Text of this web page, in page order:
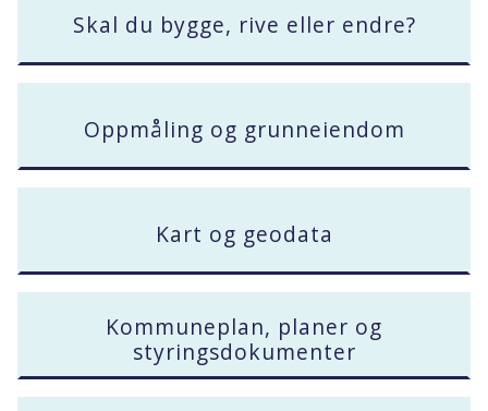
Skal du bygge, rive eller endre?
Oppmåling og grunneiendom
Kart og geodata
Kommuneplan, planer og
styringsdokumenter